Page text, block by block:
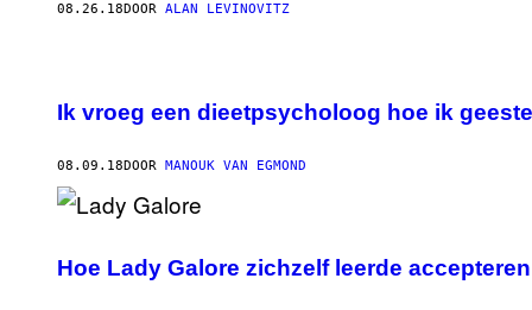
08.26.18DOOR ALAN LEVINOVITZ
Ik vroeg een dieetpsycholoog hoe ik
08.09.18DOOR MANOUK VAN EGMOND
Hoe Lady Galore zichzelf leerde accepteren